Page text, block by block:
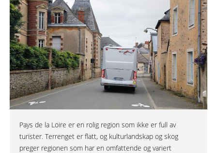
Pays de la Loire er en rolig region som ikke er full av
turister. Terrenget er flatt, og kulturlandskap og skog
preger regionen som har en omfattende og variert